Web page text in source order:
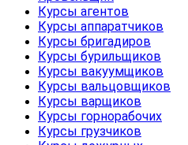
Курсы агентов
Курсы аппаратчиков
Курсы бригадиров
Курсы бурильщиков
Курсы вакуумщиков
Курсы вальцовщиков
Курсы варщиков
Курсы горнорабочих
Курсы грузчиков